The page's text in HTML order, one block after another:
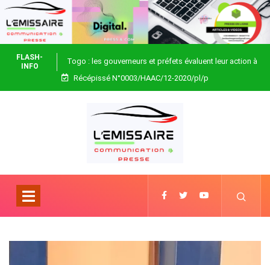
FLASH-
INFO
Togo : les gouverneurs et préfets évaluent leur action à
Blitta
Récépissé N°0003/HAAC/12-2020/pl/p